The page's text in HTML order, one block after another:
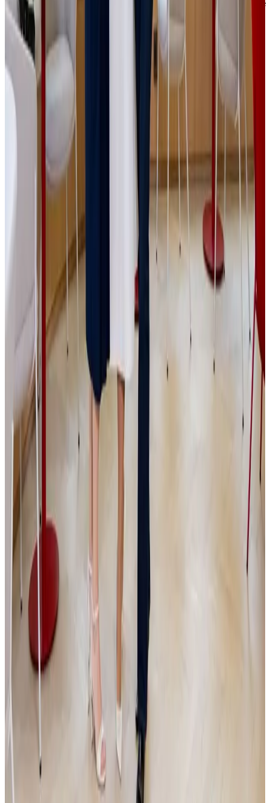
Založením samosprávného SICAV posiluje JSK
svou pozici na trhu a získává flexibilní nástroj pro další
rozvoj," dodává Simona Kijonková.
Sdílej:
Média
Související příspěvky
Všechny příspěvky
Private equity není jen o penězích. „Člověk si
musí obrazně řečeno vyhrnout rukávy a
skutečně pracovat uvnitř firmy,“ říká Jakub
Čížek, Senior Investment Director JSK
Investments
Private equity – Českým firmám často nechybí dobrý produkt,
zákazníci ani ambiciózní zakladatel. Největší překážka přichází ve
chvíli, kdy podnik vyroste natolik, že jej už nelze řídit stejně jako v
začátcích. Majitel musí začít delegovat, vybudovat silnější
management a nastavit procesy, které firmě umožní pokračovat v
růstu. Právě na tuto fázi se zaměřuje investiční skupina JSK
Investments, kterou v roce 2017 založili podnikatelé Simona a Jaromír
Kijonkovi. Vedle kapitálu chce menším a středním společnostem
přinášet také provozní zkušenosti, strategickou podporu a aktivní
Dočíst se více
5.6.2026
Miliardy ze Zásilkovny v pohybu. Simona
Kijonková je na nákupech rodinných firem a
odtajňuje nový projekt Primaria
Dva a půl roku po prodeji Zásilkovny odkrývá Simona Kijonková další
plány. Hodlá proinvestovat miliardy do oblastí e-commerce a
zdravotnictví. V dvojrozhovoru s investičním manažerem Jakubem
Čížkem popisuje, proč sází na aktivní provozní know-how, v čem vidí
toxicitu zakladatelů a jak připravuje své tři dospívající děti na správu
Dočíst se více
12.5.2026